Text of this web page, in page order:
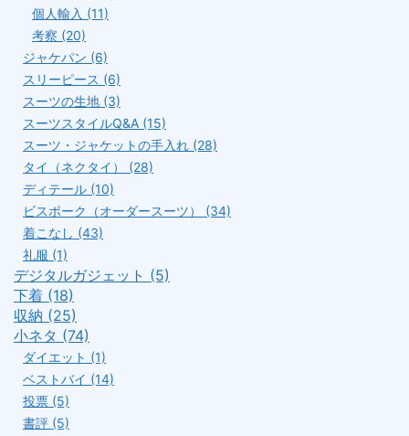
個人輸入 (11)
考察 (20)
ジャケパン (6)
スリーピース (6)
スーツの生地 (3)
スーツスタイルQ&A (15)
スーツ・ジャケットの手入れ (28)
タイ（ネクタイ） (28)
ディテール (10)
ビスポーク（オーダースーツ） (34)
着こなし (43)
礼服 (1)
デジタルガジェット (5)
下着 (18)
収納 (25)
小ネタ (74)
ダイエット (1)
ベストバイ (14)
投票 (5)
書評 (5)